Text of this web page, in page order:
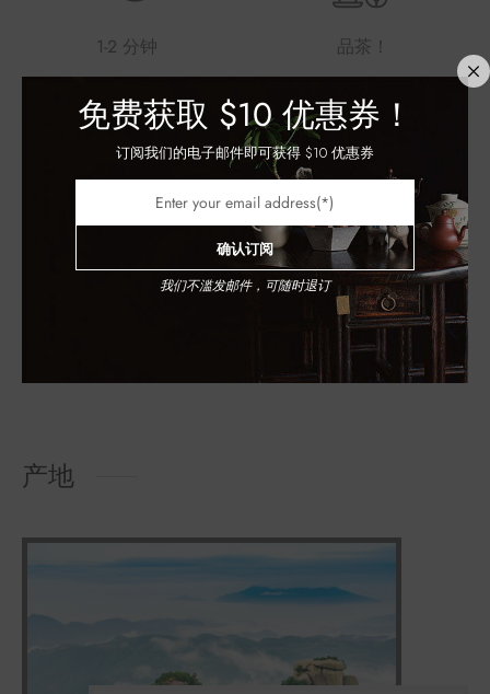
1-2 分钟 品茶！
产地
免费获取 $10 优惠券！
订阅我们的电子邮件即可获得 $10 优惠券
确认订阅
我们不滥发邮件，可随时退订